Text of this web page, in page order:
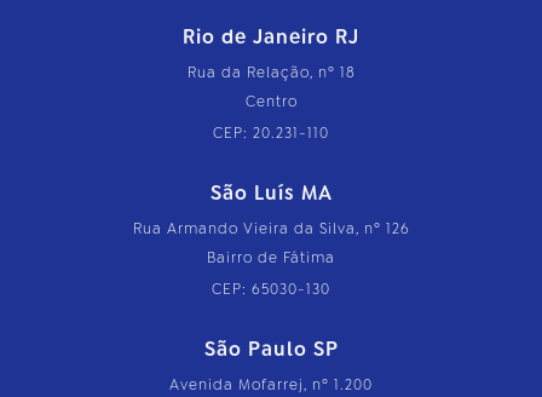
Rio de Janeiro RJ
Rua da Relação, nº 18
Centro
CEP: 20.231-110
São Luís MA
Rua Armando Vieira da Silva, nº 126
Bairro de Fátima
CEP: 65030-130
São Paulo SP
Avenida Mofarrej, nº 1.200